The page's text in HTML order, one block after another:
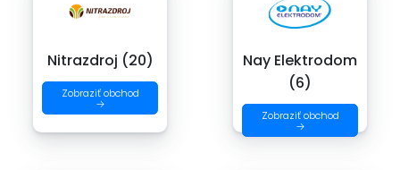
Nitrazdroj (20)
Zobraziť obchod
→
Nay Elektrodom
(6)
Zobraziť obchod
→